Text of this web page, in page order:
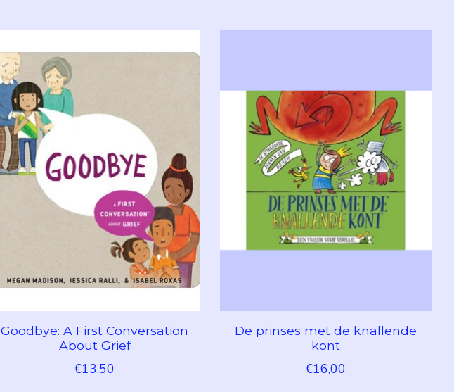
Goodbye: A First Conversation
About Grief
€13,50
De prinses met de knallende
kont
€16,00